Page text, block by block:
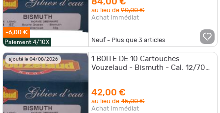
-6,00 €
Paiement 4/10X
84,00 €
au lieu de90,00 €
Achat Immédiat
Neuf - Plus que3 articles
ajouté le 04/08/2026
1 BOITE DE 10 Cartouches
Vouzelaud - Bismuth - Cal. 12/70
42,00 €
au lieu de45,00 €
Achat Immédiat